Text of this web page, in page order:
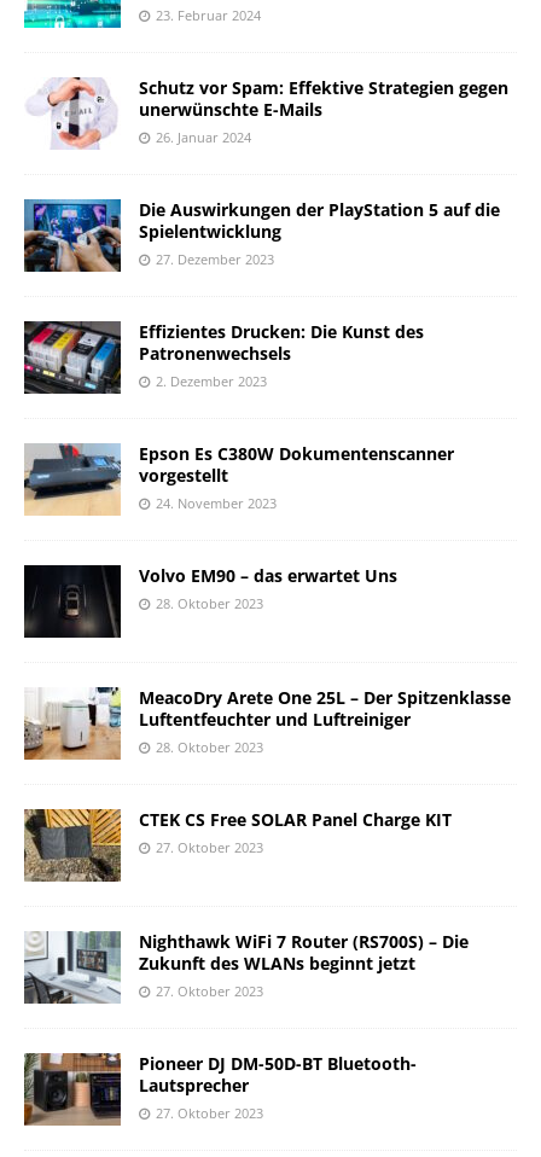
23. Februar 2024
Schutz vor Spam: Effektive Strategien gegen
unerwünschte E-Mails
26. Januar 2024
Die Auswirkungen der PlayStation 5 auf die
Spielentwicklung
27. Dezember 2023
Effizientes Drucken: Die Kunst des
Patronenwechsels
2. Dezember 2023
Epson Es C380W Dokumentenscanner
vorgestellt
24. November 2023
Volvo EM90 – das erwartet Uns
28. Oktober 2023
MeacoDry Arete One 25L – Der Spitzenklasse
Luftentfeuchter und Luftreiniger
28. Oktober 2023
CTEK CS Free SOLAR Panel Charge KIT
27. Oktober 2023
Nighthawk WiFi 7 Router (RS700S) – Die
Zukunft des WLANs beginnt jetzt
27. Oktober 2023
Pioneer DJ DM-50D-BT Bluetooth-
Lautsprecher
27. Oktober 2023